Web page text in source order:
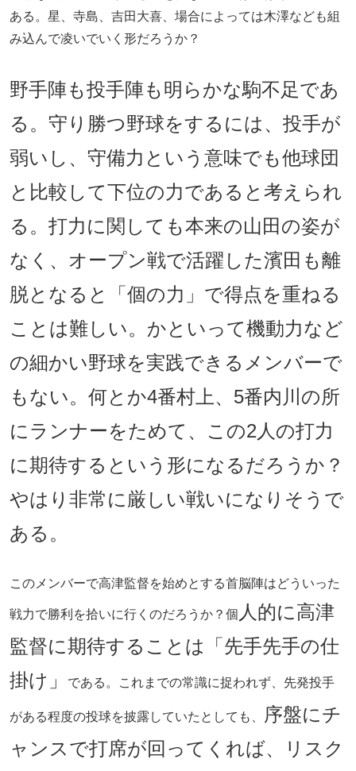
ある。星、寺島、吉田大喜、場合によっては木澤なども組
み込んで凌いでいく形だろうか？
野手陣も投手陣も明らかな駒不足であ
る。守り勝つ野球をするには、投手が
弱いし、守備力という意味でも他球団
と比較して下位の力であると考えられ
る。打力に関しても本来の山田の姿が
なく、オープン戦で活躍した濱田も離
脱となると「個の力」で得点を重ねる
ことは難しい。かといって機動力など
の細かい野球を実践できるメンバーで
もない。何とか4番村上、5番内川の所
にランナーをためて、この2人の打力
に期待するという形になるだろうか？
やはり非常に厳しい戦いになりそうで
ある。
このメンバーで高津監督を始めとする首脳陣はどういった
戦力で勝利を拾いに行くのだろうか？個 人的に高津
監督に期待することは「先手先手の仕
掛け」
である。これまでの常識に捉われず、先発投手
がある程度の投球を披露していたとしても、
序盤にチ
ャンスで打席が回ってくれば、リスク